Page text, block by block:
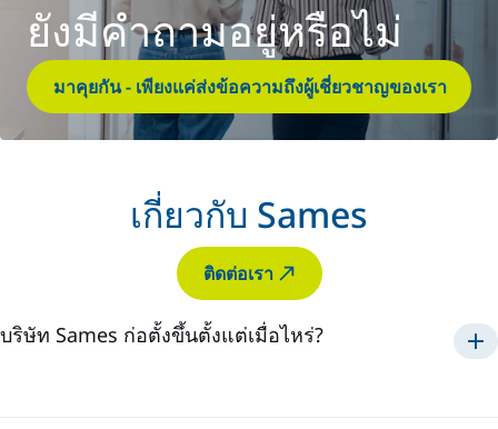
ยังมีคำถามอยู่หรือไม่
มาคุยกัน - เพียงแค่ส่งข้อความถึงผู้เชี่ยวชาญของเรา
เกี่ยวกับ Sames
ติดต่อเรา
บริษัท Sames ก่อตั้งขึ้นตั้งแต่เมื่อไหร่?